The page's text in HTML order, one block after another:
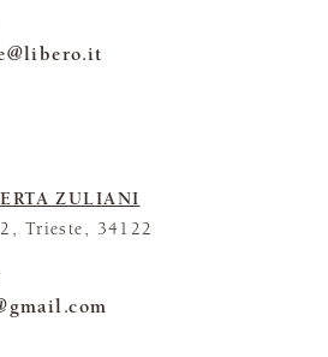
ZULIANI
Trieste, 34122